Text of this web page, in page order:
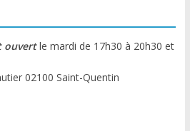
ouvertle mardi de 17h30 à 20h30 et
02100 Saint-Quentin